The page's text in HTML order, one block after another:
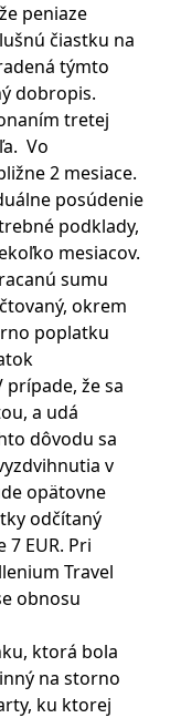
peniaze
čiastku na
týmto
dobropis.
tretej
Vo
2 mesiace.
posúdenie
podklady,
mesiacov.
sumu
okrem
poplatku
prípade, že sa
a udá
dôvodu sa
v
opätovne
odčítaný
EUR. Pri
Travel
obnosu
ktorá bola
na storno
ku ktorej